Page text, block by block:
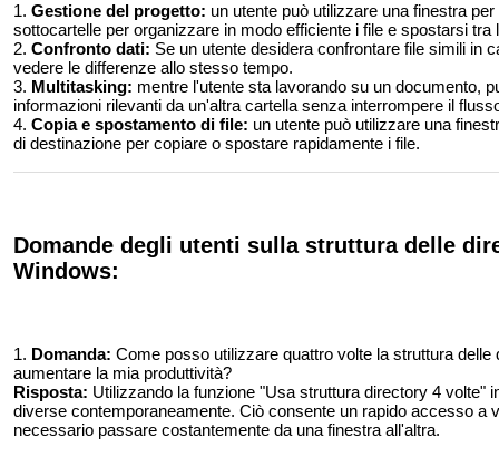
1. Gestione del progetto: un utente può utilizzare una finestra
sottocartelle per organizzare in modo efficiente i file e spostarsi tra
2. Confronto dati: Se un utente desidera confrontare file simili in
vedere le differenze allo stesso tempo.
3. Multitasking: mentre l'utente sta lavorando su un documento,
informazioni rilevanti da un'altra cartella senza interrompere il
4. Copia e spostamento di file: un utente può utilizzare una
di destinazione per copiare o spostare rapidamente i file.
Domande degli utenti sulla struttura delle
Windows:
1. Domanda: Come posso utilizzare quattro volte la struttura
aumentare la mia produttività?
Risposta: Utilizzando la funzione "Usa struttura directory 4 volte"
diverse contemporaneamente. Ciò consente un rapido accesso a
necessario passare costantemente da una finestra all'altra.